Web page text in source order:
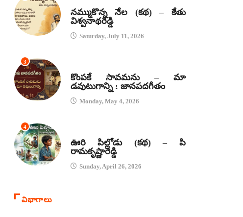
నమ్ముకొన్న నేల (కథ) – కేతు
విశ్వనాథరెడ్డి
Saturday, July 11, 2026
3
కొంపకే సావమను – మా
డవుటుగాన్ని : జానపదగీతం
Monday, May 4, 2026
4
ఊరి పిల్లోడు (కథ) – పి
రామకృష్ణారెడ్డి
Sunday, April 26, 2026
విభాగాలు